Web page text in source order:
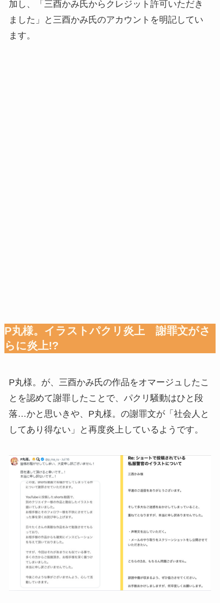
加し、「三酉かみ氏からクレジット許可いただき
ました」と三酉かみ氏のアカウントを明記してい
ます。
P丸様。イラストパクリ炎上 謝罪文がさ
らに炎上!?
P丸様。が、三酉かみ氏の作品をオマージュしたこ
とを認めて謝罪したことで、パクリ騒動はひと段
落…かと思いきや、P丸様。の謝罪文が「社会人と
してあり得ない」と再度炎上しているようです。